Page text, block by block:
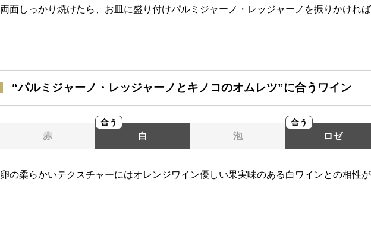
両面しっかり焼けたら、お皿に盛り付けパルミジャーノ・レッジャーノを振りかけれ
“パルミジャーノ・レッジャーノとキノコのオムレツ”に合うワイン
赤
合う
白 泡
合う
ロゼ
卵の柔らかいテクスチャーにはオレンジワイン優しい果実味のある白ワインとの相性